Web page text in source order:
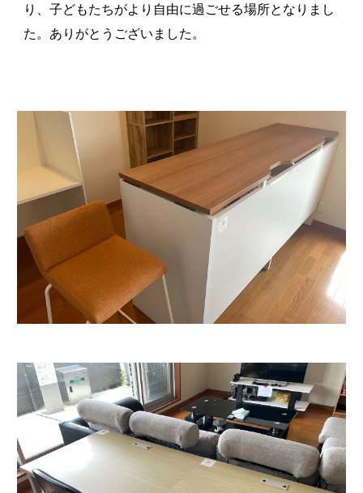
り、子どもたちがより自由に過ごせる場所となりまし
た。ありがとうございました。